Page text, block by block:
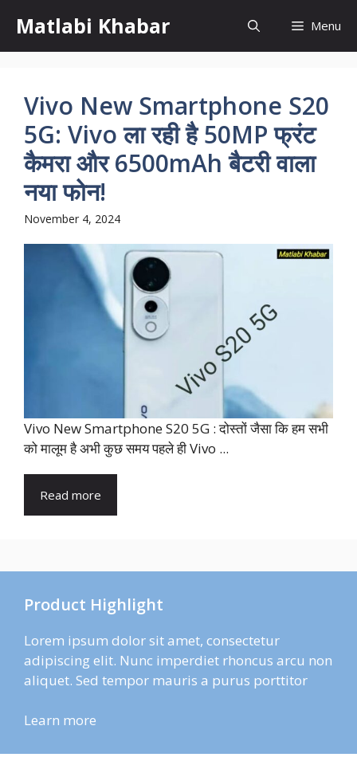
content
Matlabi Khabar Menu
Vivo New Smartphone S20
5G: Vivo ला रही है 50MP फ्रंट
कैमरा और 6500mAh बैटरी वाला
नया फोन!
November 4, 2024
Vivo New Smartphone S20 5G : दोस्तों जैसा कि हम सभी
को मालूम है अभी कुछ समय पहले ही Vivo ...
Read more
Product Highlight
Lorem ipsum dolor sit amet, consectetur
adipiscing elit. Nunc imperdiet rhoncus arcu non
aliquet. Sed tempor mauris a purus porttitor
Learn more